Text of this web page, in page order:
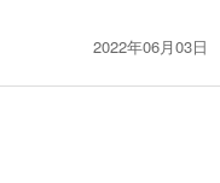
2022年06月03日